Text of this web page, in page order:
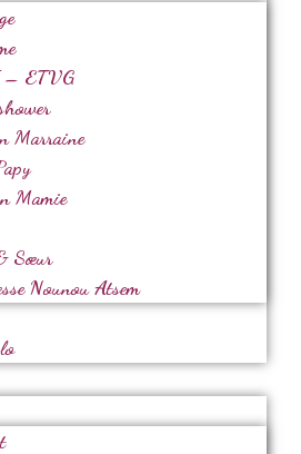
– ETVG
Marraine
Mamie
Sœur
Nounou Atsem